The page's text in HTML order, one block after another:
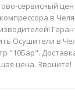
сервисный
в
Осушители в
"10Бар".
цена. Звоните!